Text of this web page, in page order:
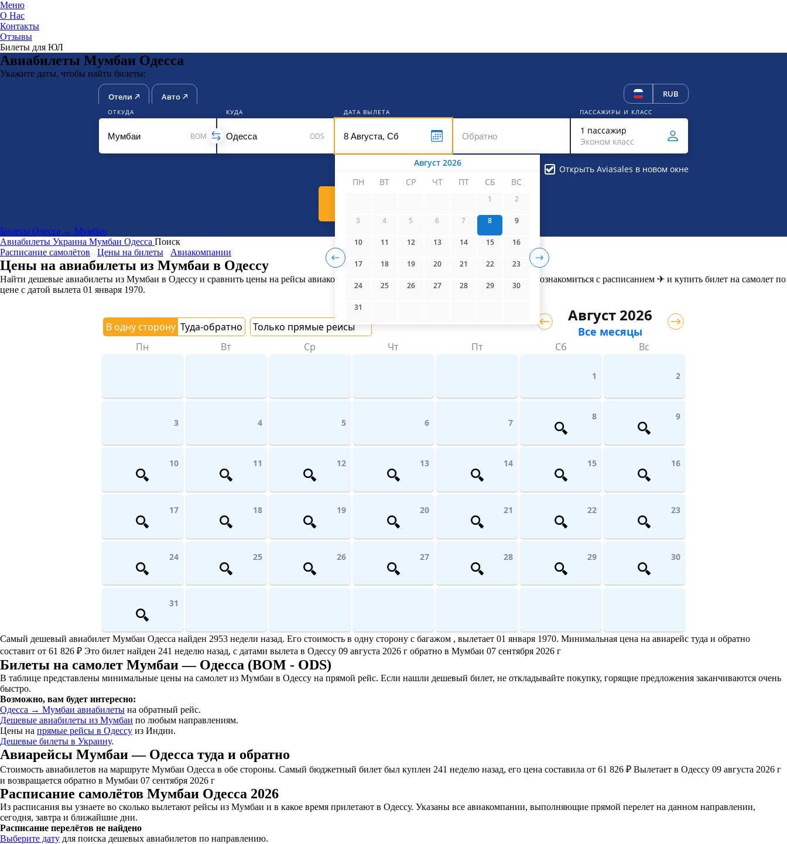
ЮниТикет
Меню
О Нас
Контакты
Отзывы
Билеты для ЮЛ
Авиабилеты Мумбаи Одесса
Укажите даты, чтобы найти билеты:
Отели Авто RUB
ОТКУДА
BOM
КУДА
ODS
ДАТА ВЫЛЕТА
Август 2026
ПН
ВТ СР ЧТ ПТ СБ ВС
1 2
3 4 5 6 7 8 9
10 11 12 13 14 15 16
17 18 19 20 21 22 23
24 25 26 27 28 29 30
31
ПАССАЖИРЫ И КЛАСС
1 пассажир
Эконом класс
Открыть Aviasales в новом окне
Билеты Одесса → Мумбаи
Авиабилеты Украина Мумбаи Одесса Поиск
Расписание самолётов
Цены на билеты Авиакомпании
Цены на авиабилеты из Мумбаи в Одессу
Найти дешевые авиабилеты из Мумбаи в Одессу и сравнить цены на рейсы авиакомпаний поможет UniTicket.ru. На сайте вы можете ознакомиться с расписанием ✈ и купить билет на самолет по
цене с датой вылета 01 января 1970.
В одну сторону Туда-обратно Только прямые рейсы
Август 2026
Все месяцы
Пн Вт Ср Чт Пт Сб Вс
1 2
3 4 5 6 7
8 9
10 11 12 13 14 15 16
17 18 19 20 21 22 23
24 25 26 27 28 29 30
31
Самый дешевый авиабилет Мумбаи Одесса найден 2953 недели назад. Его стоимость в одну сторону с багажом , вылетает 01 января 1970. Минимальная цена на авиарейс туда и обратно
составит от 61 826 ₽ Это билет найден 241 неделю назад, с датами вылета в Одессу 09 августа 2026 г обратно в Мумбаи 07 сентября 2026 г
Билеты на самолет Мумбаи — Одесса (BOM - ODS)
В таблице представлены минимальные цены на самолет из Мумбаи в Одессу на прямой рейс. Если нашли дешевый билет, не откладывайте покупку, горящие предложения заканчиваются очень
быстро.
Возможно, вам будет интересно:
Одесса → Мумбаи авиабилеты на обратный рейс.
Дешевые авиабилеты из Мумбаи по любым направлениям.
Цены на прямые рейсы в Одессу из Индии.
Дешевые билеты в Украину.
Авиарейсы Мумбаи — Одесса туда и обратно
Стоимость авиабилетов на маршруте Мумбаи Одесса в обе стороны. Самый бюджетный билет был куплен 241 неделю назад, его цена составила от 61 826 ₽ Вылетает в Одессу 09 августа 2026 г
и возвращается обратно в Мумбаи 07 сентября 2026 г
Расписание самолётов Мумбаи Одесса 2026
Из расписания вы узнаете во сколько вылетают рейсы из Мумбаи и в какое время прилетают в Одессу. Указаны все авиакомпании, выполняющие прямой перелет на данном направлении,
сегодня, завтра и ближайшие дни.
Расписание перелётов не найдено
Выберите дату для поиска дешевых авиабилетов по направлению.